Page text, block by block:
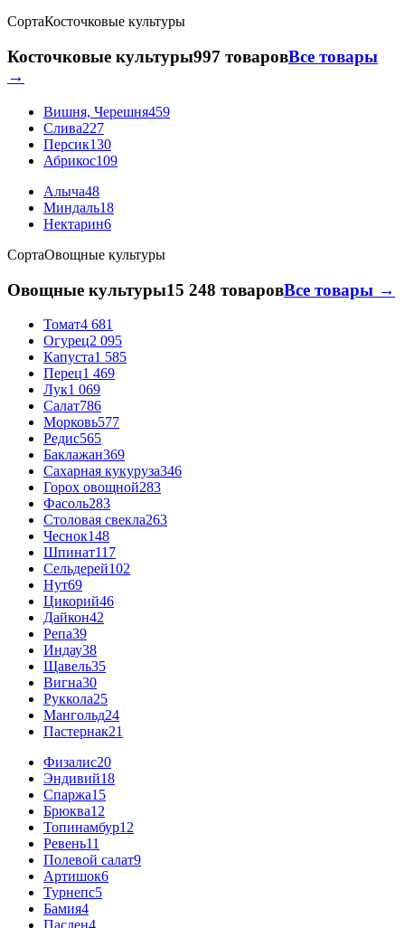
СортаКосточковые культуры
Косточковые культуры997 товаровВсе товары
→
Вишня, Черешня459
Слива227
Персик130
Абрикос109
Алыча48
Миндаль18
Нектарин6
СортаОвощные культуры
Овощные культуры15 248 товаровВсе товары →
Томат4 681
Огурец2 095
Капуста1 585
Перец1 469
Лук1 069
Салат786
Морковь577
Редис565
Баклажан369
Сахарная кукуруза346
Горох овощной283
Фасоль283
Столовая свекла263
Чеснок148
Шпинат117
Сельдерей102
Нут69
Цикорий46
Дайкон42
Репа39
Индау38
Щавель35
Вигна30
Руккола25
Мангольд24
Пастернак21
Физалис20
Эндивий18
Спаржа15
Брюква12
Топинамбур12
Ревень11
Полевой салат9
Артишок6
Турнепс5
Бамия4